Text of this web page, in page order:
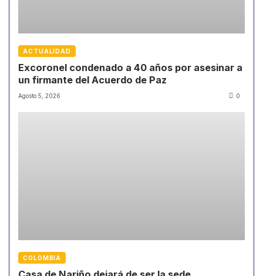
ACTUALIDAD
Excoronel condenado a 40 años por asesinar a
un firmante del Acuerdo de Paz
Agosto 5, 2026 0
COLOMBIA